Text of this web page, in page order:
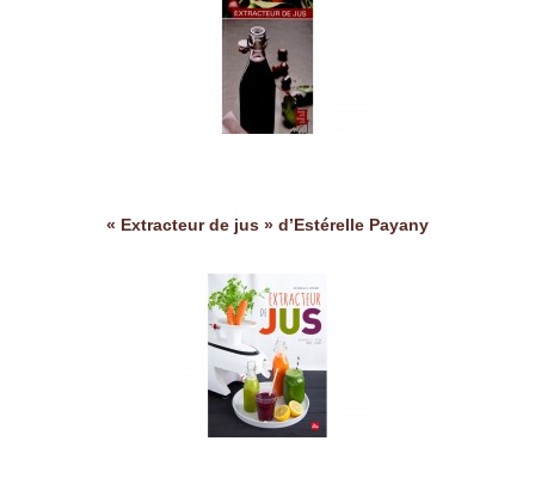
« Extracteur de jus » d’Estérelle Payany